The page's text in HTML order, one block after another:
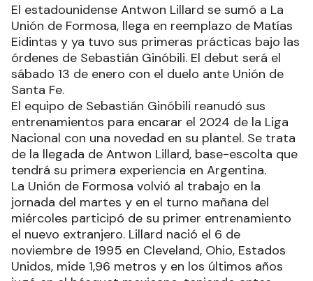
El estadounidense Antwon Lillard se sumó a La
Unión de Formosa, llega en reemplazo de Matías
Eidintas y ya tuvo sus primeras prácticas bajo las
órdenes de Sebastián Ginóbili. El debut será el
sábado 13 de enero con el duelo ante Unión de
Santa Fe.
El equipo de Sebastián Ginóbili reanudó sus
entrenamientos para encarar el 2024 de la Liga
Nacional con una novedad en su plantel. Se trata
de la llegada de Antwon Lillard, base-escolta que
tendrá su primera experiencia en Argentina.
La Unión de Formosa volvió al trabajo en la
jornada del martes y en el turno mañana del
miércoles participó de su primer entrenamiento
el nuevo extranjero. Lillard nació el 6 de
noviembre de 1995 en Cleveland, Ohio, Estados
Unidos, mide 1,96 metros y en los últimos años